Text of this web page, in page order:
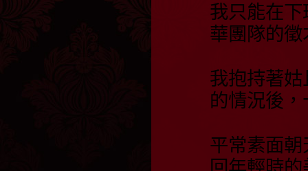
我只能在
華團隊的
我抱持著
的情況後
平常素面